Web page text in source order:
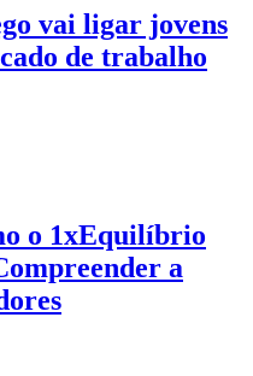
vai ligar jovens
de trabalho
o 1xEquilíbrio
a